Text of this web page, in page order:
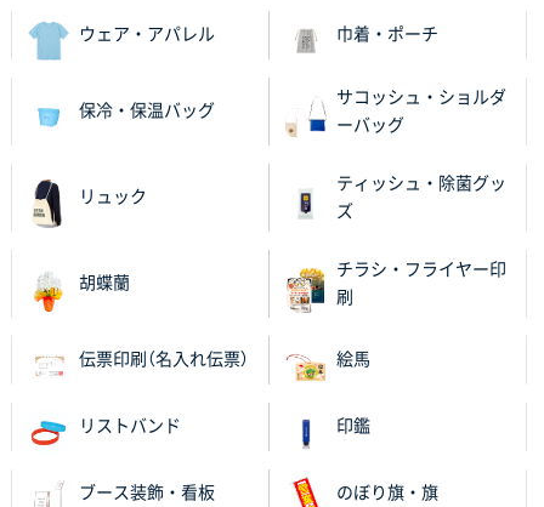
のし文言が変更できたのと価格。
ワンポイント箔押し紙袋 Sサイズ(A5対応)
営業ご担当者さまより、ご丁寧なサポートをいただ
き、他のネット印刷サービスよりも安心して購入まで
大阪府V社様
【ポリ袋】特別ご注文ページ 3000枚
昨年利用した時に、納期と金額面でかなり業者さんを
比較して決めさせていただきました。 昨年注文分も、
納期がギリギリだったにも関わらず、丁寧に対応して
対応を頂いており助かっております。
ウェア・アパレル 巾着・ポーチ
保冷・保温バッグ
サコッシュ・ショルダ
ーバッグ
リュック
ティッシュ・除菌グッ
ズ
胡蝶蘭
チラシ・フライヤー印
刷
伝票印刷（名入れ伝票） 絵馬
リストバンド 印鑑
ブース装飾・看板 のぼり旗・旗